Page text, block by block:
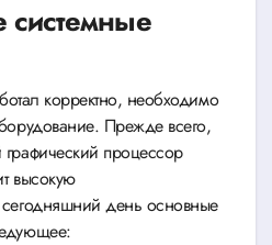
корректно, необходимо
Прежде всего,
процессор
высокую
день основные